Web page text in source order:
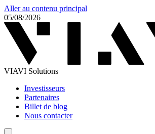
Aller au contenu principal
05/08/2026
VIAVI Solutions
Investisseurs
Partenaires
Billet de blog
Nous contacter